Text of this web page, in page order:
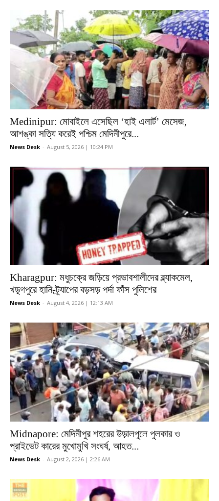
Medinipur: মোবাইলে এসেছিল ‘হাই এলার্ট’ মেসেজ,
আশঙ্কা সত্যি করেই পশ্চিম মেদিনীপুরে...
News Desk - August 5, 2026 | 10:24 PM
Kharagpur: মধুচক্রে জড়িয়ে প্রভাবশালীদের ব্ল্যাকমেল,
খড়্গপুরে হানি-ট্র্যাপের বড়সড় পর্দা ফাঁস পুলিশের
News Desk - August 4, 2026 | 12:13 AM
Midnapore: মেদিনীপুর শহরের উড়ালপুলে পুলকার ও
প্রাইভেট কারের মুখোমুখি সংঘর্ষ, আহত...
News Desk - August 2, 2026 | 2:26 AM